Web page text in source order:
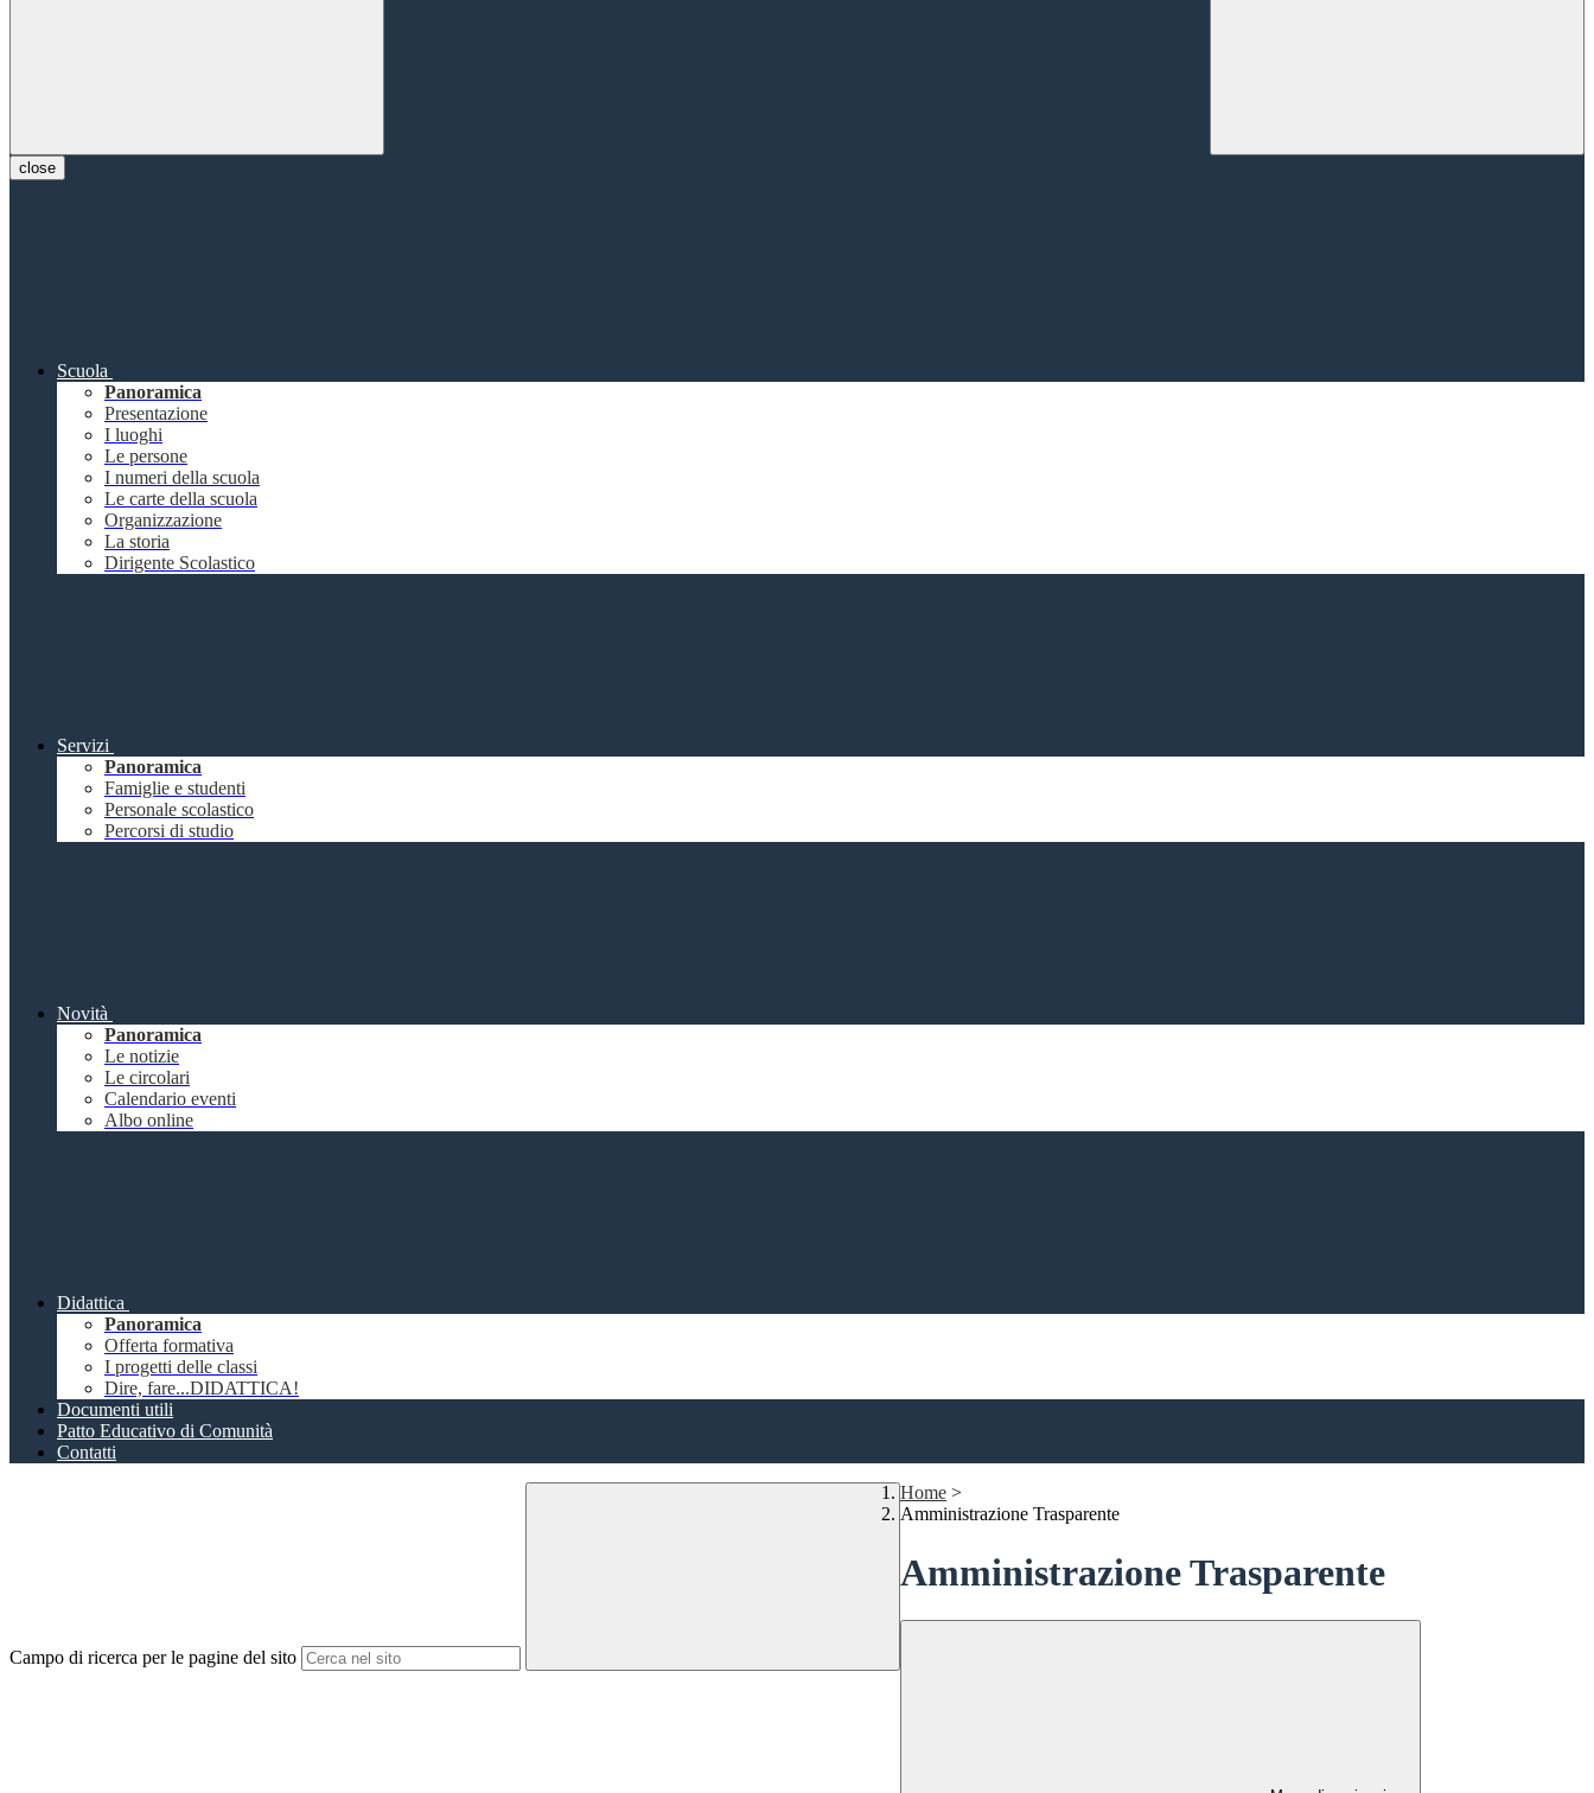
close
Scuola
Panoramica
Presentazione
I luoghi
Le persone
I numeri della scuola
Le carte della scuola
Organizzazione
La storia
Dirigente Scolastico
Servizi
Panoramica
Famiglie e studenti
Personale scolastico
Percorsi di studio
Novità
Panoramica
Le notizie
Le circolari
Calendario eventi
Albo online
Didattica
Panoramica
Offerta formativa
I progetti delle classi
Dire, fare...DIDATTICA!
Documenti utili
Patto Educativo di Comunità
Contatti
Campo di ricerca per le pagine del sito
Home >
Amministrazione Trasparente
Amministrazione Trasparente